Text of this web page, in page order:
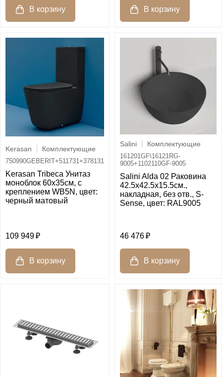
Kerasan Комплектующие
750990GEBERIT+511731+378131
Kerasan Tribeca Унитаз
моноблок 60х35см, c
креплением WB5N, цвет:
черный матовый
109 949
Salini Комплектующие
161201GF\16121RG-
9005+1102110GF-9005
Salini Alda 02 Раковина
42.5х42.5х15.5см.,
накладная, без отв., S-
Sense, цвет: RAL9005
46 476